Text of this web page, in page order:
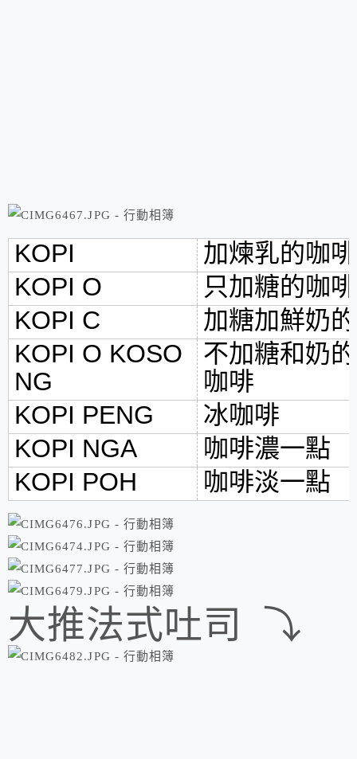
KOPI
加煉乳的咖啡
KOPI O
只加糖的咖啡
KOPI C
加糖加鮮奶
KOPI O KOSO
NG
不加糖和奶
咖啡
KOPI PENG
冰咖啡
KOPI NGA
咖啡濃一點
KOPI POH
咖啡淡一點
大推法式吐司 ⤵